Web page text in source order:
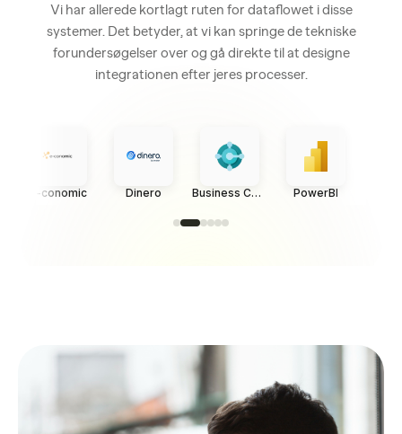
Vi har allerede kortlagt ruten for dataflowet i disse
systemer. Det betyder, at vi kan springe de tekniske
forundersøgelser over og gå direkte til at designe
integrationen efter jeres processer.
e-conomic Dinero Business Central PowerBI